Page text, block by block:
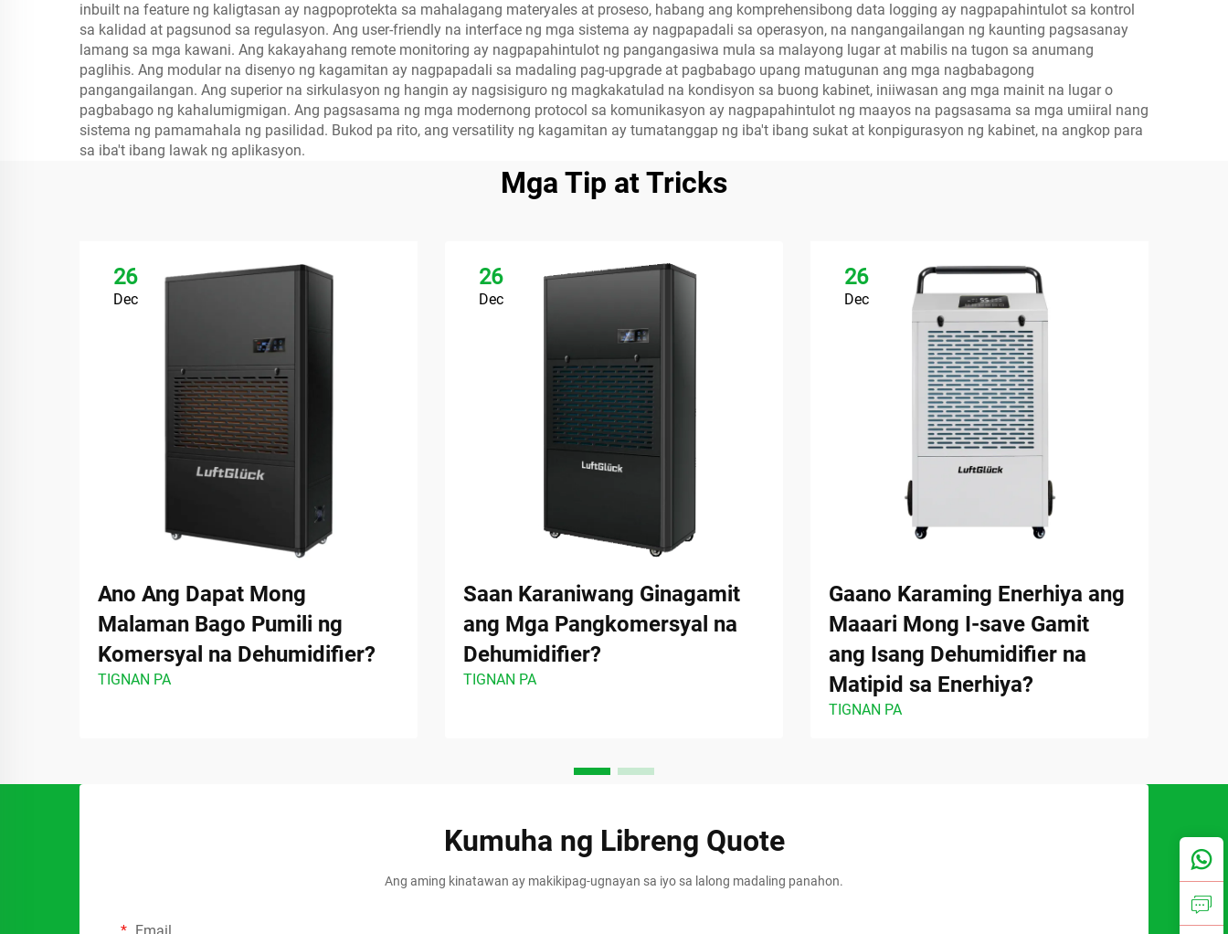
inbuilt na feature ng kaligtasan ay nagpoprotekta sa mahalagang materyales at proseso, habang ang komprehensibong data logging ay nagpapahintulot sa kontrol
sa kalidad at pagsunod sa regulasyon. Ang user-friendly na interface ng mga sistema ay nagpapadali sa operasyon, na nangangailangan ng kaunting pagsasanay
lamang sa mga kawani. Ang kakayahang remote monitoring ay nagpapahintulot ng pangangasiwa mula sa malayong lugar at mabilis na tugon sa anumang
paglihis. Ang modular na disenyo ng kagamitan ay nagpapadali sa madaling pag-upgrade at pagbabago upang matugunan ang mga nagbabagong
pangangailangan. Ang superior na sirkulasyon ng hangin ay nagsisiguro ng magkakatulad na kondisyon sa buong kabinet, iniiwasan ang mga mainit na lugar o
pagbabago ng kahalumigmigan. Ang pagsasama ng mga modernong protocol sa komunikasyon ay nagpapahintulot ng maayos na pagsasama sa mga umiiral nang
sistema ng pamamahala ng pasilidad. Bukod pa rito, ang versatility ng kagamitan ay tumatanggap ng iba't ibang sukat at konpigurasyon ng kabinet, na angkop para
sa iba't ibang lawak ng aplikasyon.
Mga Tip at Tricks
26
Dec
Ano Ang Dapat Mong
Malaman Bago Pumili ng
Komersyal na Dehumidifier?
TIGNAN PA
26
Dec
Saan Karaniwang Ginagamit
ang Mga Pangkomersyal na
Dehumidifier?
TIGNAN PA
26
Dec
Gaano Karaming Enerhiya ang
Maaari Mong I-save Gamit
ang Isang Dehumidifier na
Matipid sa Enerhiya?
TIGNAN PA
Kumuha ng Libreng Quote
Ang aming kinatawan ay makikipag-ugnayan sa iyo sa lalong madaling panahon.